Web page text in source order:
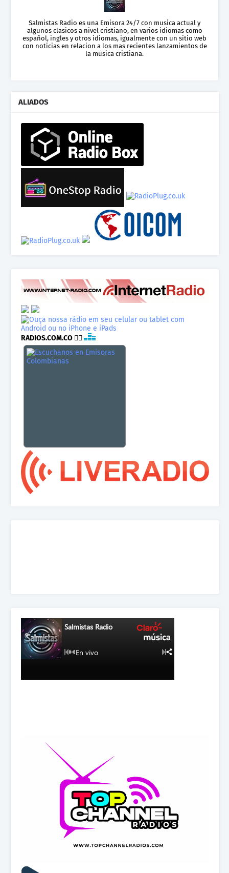
Salmistas Radio es una Emisora 24/7 con musica actual y
algunos clasicos a nivel cristiano, en varios idiomas como
español, ingles y otros idiomas, igualmente con un sitio web
con noticias en relacion a los mas recientes lanzamientos de
la musica cristiana.
ALIADOS
RADIOS.COM.CO 👉🏾